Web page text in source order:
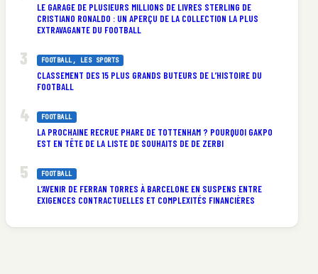
LE GARAGE DE PLUSIEURS MILLIONS DE LIVRES STERLING DE
CRISTIANO RONALDO : UN APERÇU DE LA COLLECTION LA PLUS
EXTRAVAGANTE DU FOOTBALL
FOOTBALL, LES SPORTS
CLASSEMENT DES 15 PLUS GRANDS BUTEURS DE L’HISTOIRE DU
FOOTBALL
FOOTBALL
LA PROCHAINE RECRUE PHARE DE TOTTENHAM ? POURQUOI GAKPO
EST EN TÊTE DE LA LISTE DE SOUHAITS DE DE ZERBI
FOOTBALL
L’AVENIR DE FERRAN TORRES À BARCELONE EN SUSPENS ENTRE
EXIGENCES CONTRACTUELLES ET COMPLEXITÉS FINANCIÈRES